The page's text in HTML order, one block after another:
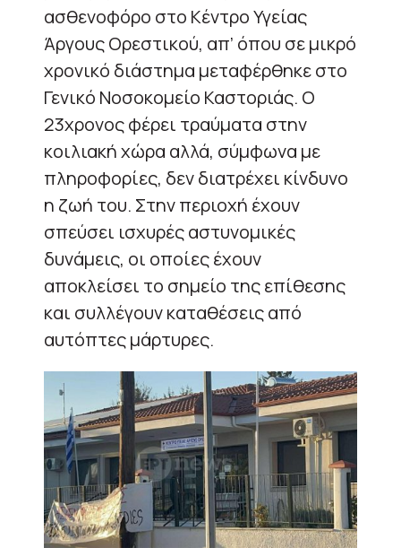
ασθενοφόρο στο Κέντρο Υγείας
Άργους Ορεστικού, απ’ όπου σε μικρό
χρονικό διάστημα μεταφέρθηκε στο
Γενικό Νοσοκομείο Καστοριάς. Ο
23χρονος φέρει τραύματα στην
κοιλιακή χώρα αλλά, σύμφωνα με
πληροφορίες, δεν διατρέχει κίνδυνο
η ζωή του. Στην περιοχή έχουν
σπεύσει ισχυρές αστυνομικές
δυνάμεις, οι οποίες έχουν
αποκλείσει το σημείο της επίθεσης
και συλλέγουν καταθέσεις από
αυτόπτες μάρτυρες.